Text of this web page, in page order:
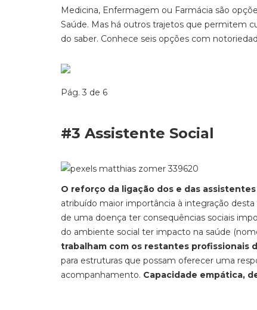
Medicina, Enfermagem ou Farmácia são
Saúde. Mas há outros trajetos que permitem
do saber. Conhece seis opções com
Pág. 3 de 6
#3 Assistente Social
O reforço da ligação dos e das
atribuído maior importância à integração
de uma doença ter consequências sociais
do ambiente social ter impacto na saúde
trabalham com os restantes profissionais
para estruturas que possam oferecer uma
acompanhamento. Capacidade empática,